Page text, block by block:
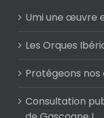
Umi une œuvre
Les Orques
Protégeons nos
Consultation